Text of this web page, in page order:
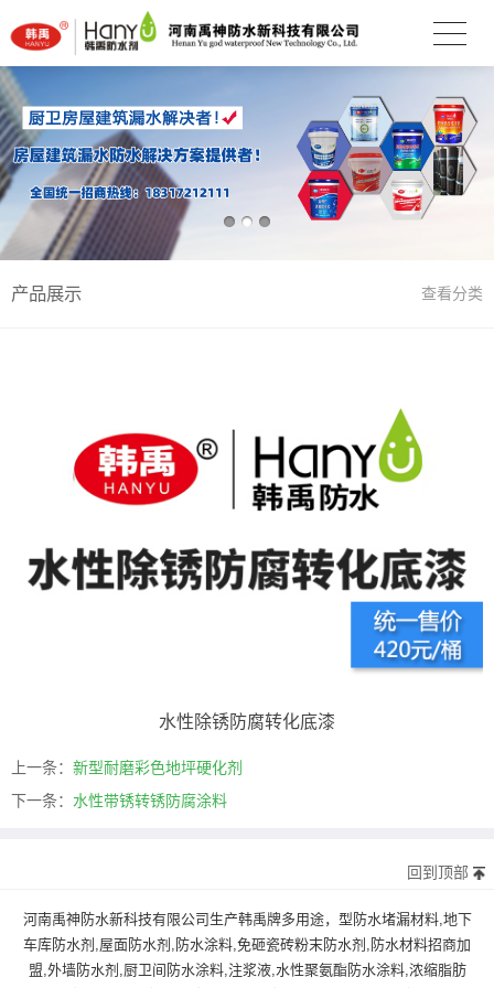
产品展示 查看分类
水性除锈防腐转化底漆
上一条： 新型耐磨彩色地坪硬化剂
下一条： 水性带锈转锈防腐涂料
回到顶部
河南禹神防水新科技有限公司生产韩禹牌多用途，型防水堵漏材料,地下
车库防水剂,屋面防水剂,防水涂料,免砸瓷砖粉末防水剂,防水材料招商加
盟,外墙防水剂,厨卫间防水涂料,注浆液,水性聚氨酯防水涂料,浓缩脂肪